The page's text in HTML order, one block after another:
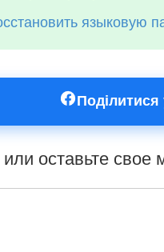
языковую
оставьте свое